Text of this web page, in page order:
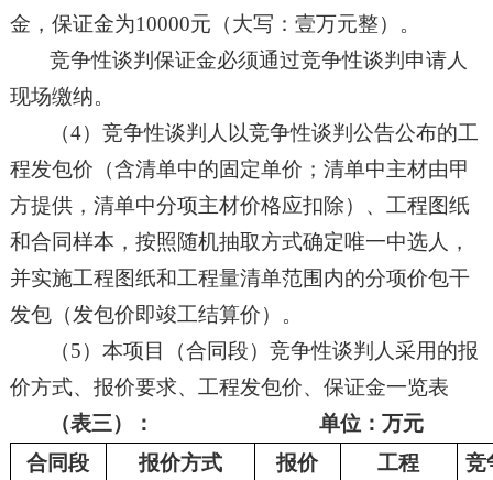
金， 保证金为10000元（大写：壹万元整） 。
竞争性谈判保证金必须通过竞争性谈判申请人
现场缴纳。
（4）竞争性谈判人以竞争性谈判公告公布的工
程发包价（含清单中的固定单价 ；清单中主材由甲
方提供，清单中分项主材价格应扣除）、工程图纸
和合同样本，按照随机抽取方式确定唯一中选人，
并实施工程图纸和工程量清单范围内的分项价包干
发包（发包价即竣工结算价）。
（5）本项目（合同段）竞争性谈判人采用的报
价方式、报价要求、工程发包价、保证金一览表
（表三）：
单位：万元
合同段
报价方式
报价
工程
竞